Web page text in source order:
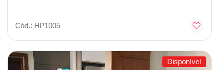
Cód.: HP1005
Disponível